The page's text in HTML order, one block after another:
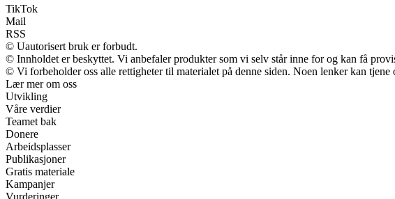
TikTok
Mail
RSS
© Uautorisert bruk er forbudt.
© Innholdet er beskyttet. Vi anbefaler produkter som vi selv står inne for og kan få
© Vi forbeholder oss alle rettigheter til materialet på denne siden. Noen lenker kan
Lær mer om oss
Utvikling
Våre verdier
Teamet bak
Donere
Arbeidsplasser
Publikasjoner
Gratis materiale
Kampanjer